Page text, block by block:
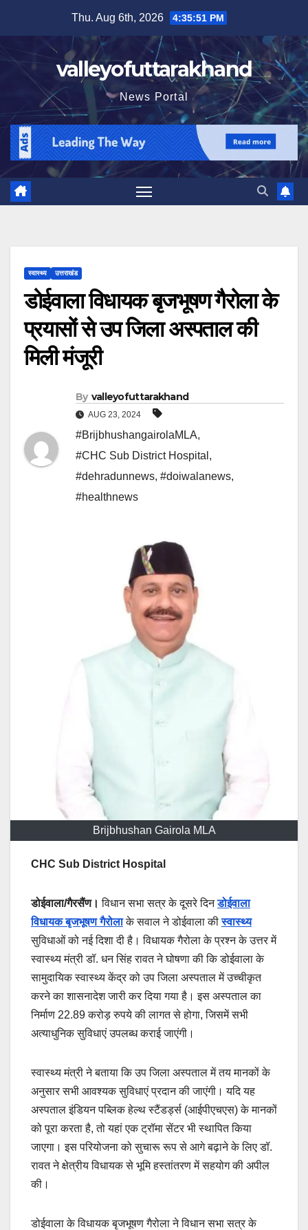
content
Thu. Aug 6th, 2026 4:35:52 PM
valleyofuttarakhand
News Portal
स्वास्थ्य उत्तराखंड
डोईवाला विधायक बृजभूषण गैरोला के
प्रयासों से उप जिला अस्पताल की
मिली मंजूरी
By valleyofuttarakhand
AUG 23, 2024
#BrijbhushangairolaMLA,
#CHC Sub District Hospital ,
#dehradunnews, #doiwalanews,
#healthnews
Brijbhushan Gairola MLA
CHC Sub District Hospital
डोईवाला/गैरसैंण।विधान सभा सत्र के दूसरे दिनडोईवाला
विधायक बृजभूषण गैरोलाके सवाल ने डोईवाला कीस्वास्थ्य
सुविधाओं को नई दिशा दी है। विधायक गैरोला के प्रश्न के उत्तर में
स्वास्थ्य मंत्री डॉ. धन सिंह रावत ने घोषणा की कि डोईवाला के
सामुदायिक स्वास्थ्य केंद्र को उप जिला अस्पताल में उच्चीकृत
करने का शासनादेश जारी कर दिया गया है। इस अस्पताल का
निर्माण 22.89 करोड़ रुपये की लागत से होगा, जिसमें सभी
अत्याधुनिक सुविधाएं उपलब्ध कराई जाएंगी।
स्वास्थ्य मंत्री ने बताया कि उप जिला अस्पताल में तय मानकों के
अनुसार सभी आवश्यक सुविधाएं प्रदान की जाएंगी। यदि यह
अस्पताल इंडियन पब्लिक हेल्थ स्टैंडर्ड्स (आईपीएचएस) के मानकों
को पूरा करता है, तो यहां एक ट्रॉमा सेंटर भी स्थापित किया
जाएगा। इस परियोजना को सुचारू रूप से आगे बढ़ाने के लिए डॉ.
रावत ने क्षेत्रीय विधायक से भूमि हस्तांतरण में सहयोग की अपील
की।
डोईवाला के विधायक बृजभूषण गैरोला ने विधान सभा सत्र के